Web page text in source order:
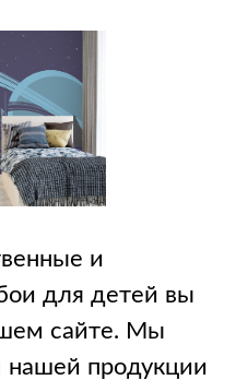
и
для детей вы
сайте. Мы
нашей продукции